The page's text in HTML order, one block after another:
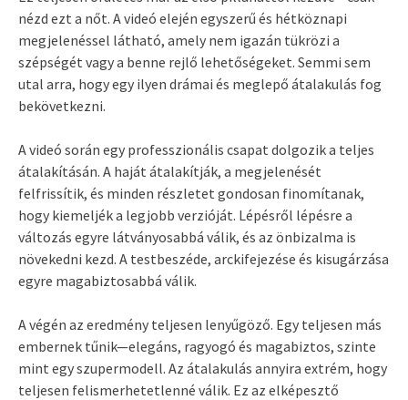
nézd ezt a nőt. A videó elején egyszerű és hétköznapi
megjelenéssel látható, amely nem igazán tükrözi a
szépségét vagy a benne rejlő lehetőségeket. Semmi sem
utal arra, hogy egy ilyen drámai és meglepő átalakulás fog
bekövetkezni.
A videó során egy professzionális csapat dolgozik a teljes
átalakításán. A haját átalakítják, a megjelenését
felfrissítik, és minden részletet gondosan finomítanak,
hogy kiemeljék a legjobb verzióját. Lépésről lépésre a
változás egyre látványosabbá válik, és az önbizalma is
növekedni kezd. A testbeszéde, arckifejezése és kisugárzása
egyre magabiztosabbá válik.
A végén az eredmény teljesen lenyűgöző. Egy teljesen más
embernek tűnik—elegáns, ragyogó és magabiztos, szinte
mint egy szupermodell. Az átalakulás annyira extrém, hogy
teljesen felismerhetetlenné válik. Ez az elképesztő